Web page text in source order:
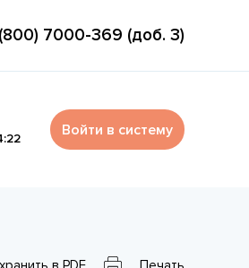
7000-369 (доб. 3)
Войти в систему